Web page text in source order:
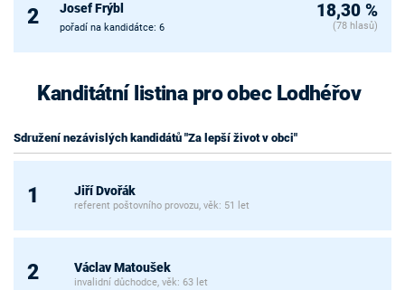
2 Josef Frýbl
pořadí na kandidátce: 6
18,30 %
(78 hlasů)
Kanditátní listina pro obec Lodhéřov
Sdružení nezávislých kandidátů "Za lepší život v obci"
1 Jiří Dvořák
referent poštovního provozu, věk: 51 let
2 Václav Matoušek
invalidní důchodce, věk: 63 let